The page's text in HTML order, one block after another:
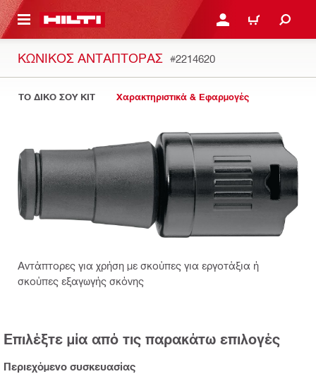
ΕΛΕΓΞΕΙΣ ΤΟ ΠΑΚΕΤΟ ΠΟΥ ΕΧΕΙΣ ΦΤΙΑΞΕΙ ΚΆΝΕ ΣΎΝΔΕΣΗ Ή
ΚΑΛΆΘΙ
ΚΩΝΙΚΌΣ ΑΝΤΆΠΤΟΡΑΣ #2214620
ΤΟ ΔΙΚΟ ΣΟΥ KIT Χαρακτηριστικά & Εφαρμογές
Αντάπτορες για χρήση με σκούπες για εργοτάξια ή
σκούπες εξαγωγής σκόνης
Επιλέξτε μία από τις παρακάτω επιλογές
Περιεχόμενο συσκευασίας